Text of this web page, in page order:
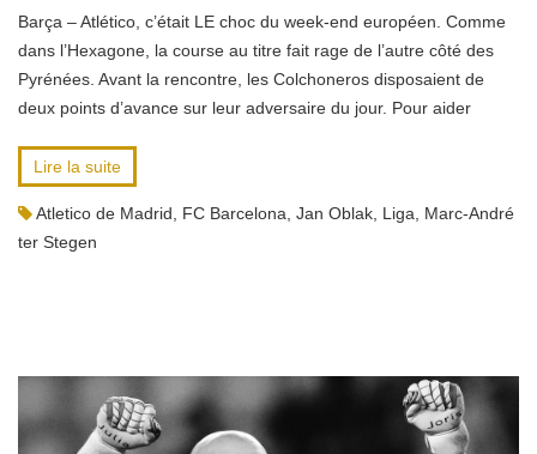
Barça – Atlético, c’était LE choc du week-end européen. Comme
dans l’Hexagone, la course au titre fait rage de l’autre côté des
Pyrénées. Avant la rencontre, les Colchoneros disposaient de
deux points d’avance sur leur adversaire du jour. Pour aider
Lire la suite
Atletico de Madrid FC Barcelona Jan Oblak Liga
Marc-André
ter Stegen